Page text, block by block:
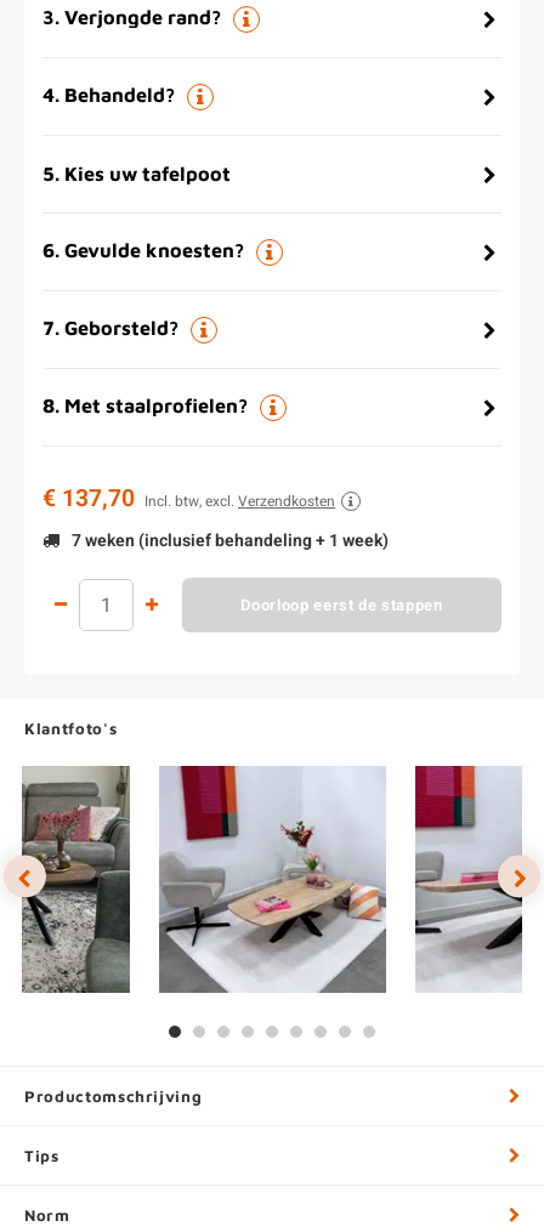
3. Verjongde rand?
4. Behandeld?
5. Kies uw tafelpoot
6. Gevulde knoesten?
7. Geborsteld?
8. Met staalprofielen?
€ 137,70 Incl. btw, excl. Verzendkosten
7 weken (inclusief behandeling + 1 week)
Doorloop eerst de stappen
Klantfoto's
Productomschrijving
Tips
Norm